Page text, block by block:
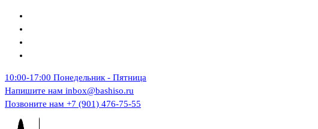
Перейти
содержимому
10:00-17:00 Понедельник - Пятница
Напишите нам inbox@bashiso.ru
Позвоните нам +7 (901) 476-75-55